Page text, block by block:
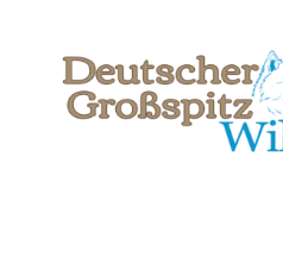
Inhalt
springen